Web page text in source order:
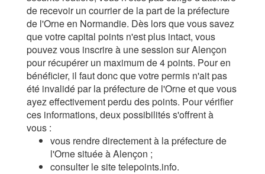
de recevoir un courrier de la part de la préfecture
de l'Orne en Normandie. Dès lors que vous savez
que votre capital points n'est plus intact, vous
pouvez vous inscrire à une session sur Alençon
pour récupérer un maximum de 4 points. Pour en
bénéficier, il faut donc que votre permis n'ait pas
été invalidé par la préfecture de l'Orne et que vous
ayez effectivement perdu des points. Pour vérifier
ces informations, deux possibilités s'offrent à
vous :
vous rendre directement à la préfecture de
l'Orne située à Alençon ;
consulter le site telepoints.info.